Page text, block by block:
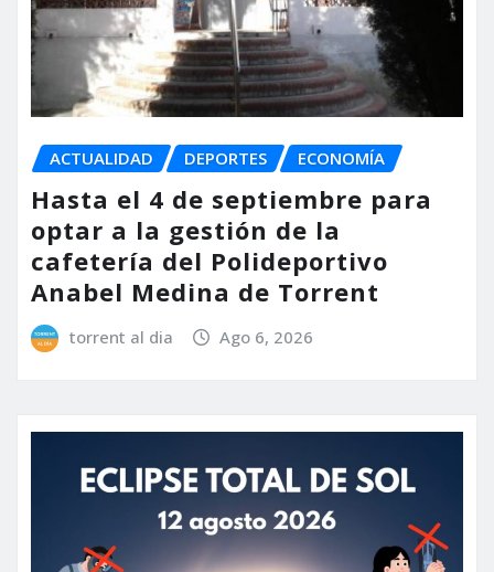
ACTUALIDAD DEPORTES ECONOMÍA
Hasta el 4 de septiembre para
optar a la gestión de la
cafetería del Polideportivo
Anabel Medina de Torrent
torrent al dia Ago 6, 2026